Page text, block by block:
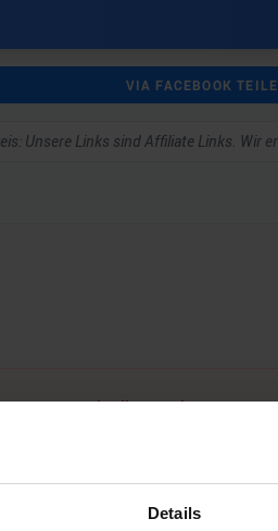
Details
VIA FACEBOOK
Unsere Links sind Affiliate Links. Wir
schreiben zu können.
Noch keine